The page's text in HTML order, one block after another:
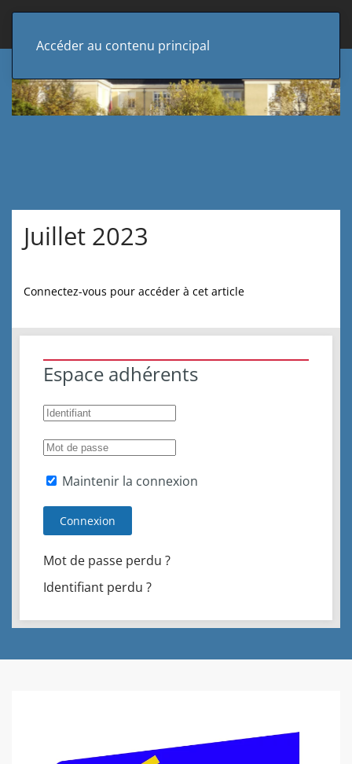
Accéder au contenu principal
Juillet 2023
Connectez-vous pour accéder à cet article
Espace adhérents
Maintenir la connexion
Connexion
Mot de passe perdu ?
Identifiant perdu ?